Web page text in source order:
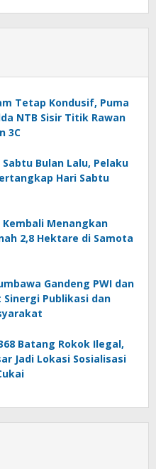
Tetap Kondusif, Puma
NTB Sisir Titik Rawan
3C
Bulan Lalu, Pelaku
Hari Sabtu
Kembali Menangkan
2,8 Hektare di Samota
Gandeng PWI dan
Sinergi Publikasi dan
Batang Rokok Ilegal,
Jadi Lokasi Sosialisasi